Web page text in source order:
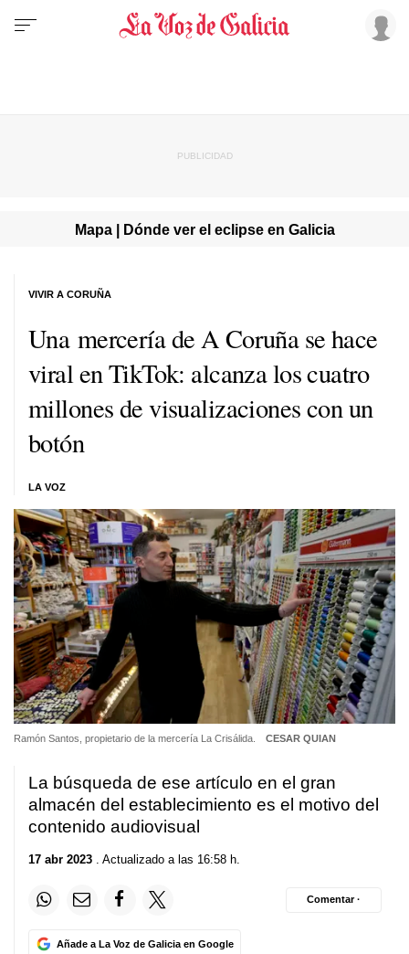
Mapa | Dónde ver el eclipse en Galicia
Una mercería de A Coruña se hace
viral en TikTok: alcanza los cuatro
millones de visualizaciones con un
botón
LA VOZ
VIVIR A CORUÑA
Ramón Santos, propietario de la mercería La Crisálida. CESAR QUIAN
La búsqueda de ese artículo en el gran
almacén del establecimiento es el motivo del
contenido audiovisual
17 abr 2023 . Actualizado a las 16:58 h.
Añade a La Voz de Galicia en Google
Comentar ·